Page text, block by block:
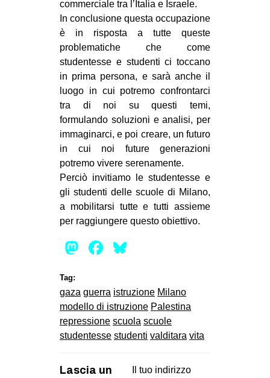
commerciale tra l’Italia e Israele.
In conclusione questa occupazione
è in risposta a tutte queste
problematiche che come
studentesse e studenti ci toccano
in prima persona, e sarà anche il
luogo in cui potremo confrontarci
tra di noi su questi temi,
formulando soluzioni e analisi, per
immaginarci, e poi creare, un futuro
in cui noi future generazioni
potremo vivere serenamente.
Perciò invitiamo le studentesse e
gli studenti delle scuole di Milano,
a mobilitarsi tutte e tutti assieme
per raggiungere questo obiettivo.
Mastodon
Facebook
Tag:
gaza guerra istruzione Milano
modello di istruzione Palestina
repressione scuola scuole
studentesse studenti valditara vita
Lascia un
Il tuo indirizzo